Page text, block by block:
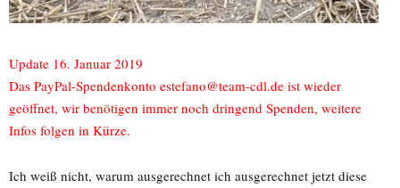
Update 16. Januar 2019
Das PayPal-Spendenkonto estefano@team-cdl.de ist wieder
geöffnet, wir benötigen immer noch dringend Spenden, weitere
Infos folgen in Kürze.
Ich weiß nicht, warum ausgerechnet ich ausgerechnet jetzt diese